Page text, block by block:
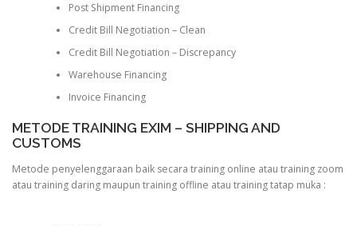
Post Shipment Financing
Credit Bill Negotiation – Clean
Credit Bill Negotiation – Discrepancy
Warehouse Financing
Invoice Financing
METODE TRAINING EXIM – SHIPPING AND
CUSTOMS
Metode penyelenggaraan baik secara training online atau training zoom
atau training daring maupun training offline atau training tatap muka :